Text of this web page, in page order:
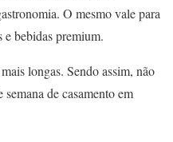
O mesmo vale para
bebidas premium.
longas. Sendo assim, não
de casamento em